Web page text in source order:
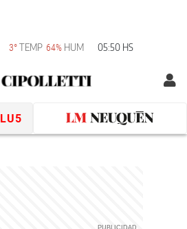
3°TEMP 64% HUM 05:50 HS
LU5